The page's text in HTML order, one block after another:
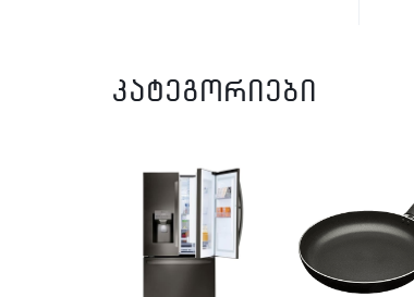
კატეგორიები